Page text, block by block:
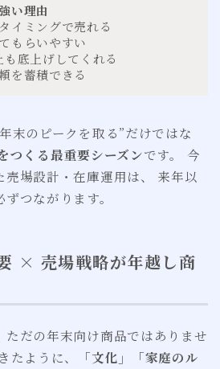
い理由
イミングで売れる
もらいやすい
も底上げしてくれる
を蓄積できる
末のピークを取る”だけではな
つくる最重要シーズンです。 今
売場設計・在庫運用は、 来年以
つながります。
× 売場戦略が年越し商
ただの年末向け商品ではありませ
たように、
「文化」「家庭のル